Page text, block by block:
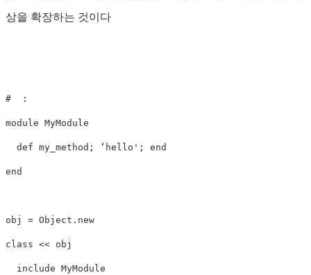
상을 확장하는 것이다
#  :
module MyModule
  def my_method; ‘hello'; end
end
obj = Object.new
class << obj
  include MyModule